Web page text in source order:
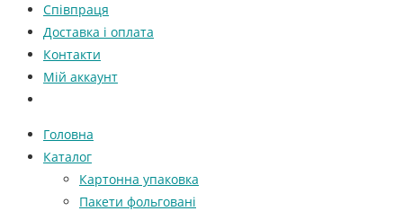
Співпраця
Доставка і оплата
Контакти
Мій аккаунт
Головна
Каталог
Картонна упаковка
Пакети фольговані